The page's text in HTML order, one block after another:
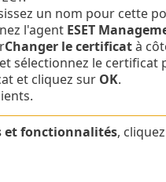
un nom pour cette
l'agent ESET
Changer le certificatà
sélectionnez le certificat
et cliquez sur OK.
et fonctionnalités,